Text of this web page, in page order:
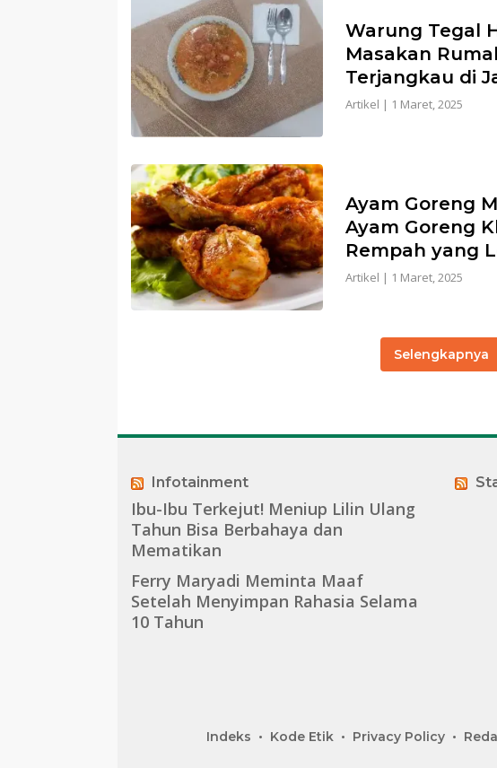
Warung Tegal
Masakan
Terjangkau di
Artikel | 1 Maret, 2025
Ayam Goreng
Ayam Goreng
Rempah yang
Artikel | 1 Maret, 2025
Selengkapnya
Infotainment
Ibu-Ibu Terkejut! Meniup Lilin Ulang
Tahun Bisa Berbahaya dan
Mematikan
Ferry Maryadi Meminta Maaf
Setelah Menyimpan Rahasia Selama
10 Tahun
Indeks Kode Etik Privacy Policy